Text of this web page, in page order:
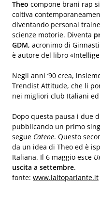
Theo compone brani rap
coltiva
diventando personal
scienze motorie. Diventa
GDM, acronimo di
è autore del libro
Negli anni ‘90 crea,
Trendist Attitude, che li
nei migliori club Italiani
Dopo questa pausa i due
pubblicando un primo
segue Catene. Questo
da un idea di Theo ed è
Italiana. Il 6 maggio esce
uscita a settembre.
fonte: www.laltoparlante.it